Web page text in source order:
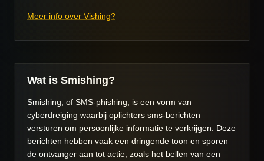
Meer info over Vishing?
Wat is Smishing?
Smishing, of SMS-phishing, is een vorm van
cyberdreiging waarbij oplichters sms-berichten
versturen om persoonlijke informatie te verkrijgen. Deze
berichten hebben vaak een dringende toon en sporen
de ontvanger aan tot actie, zoals het bellen van een